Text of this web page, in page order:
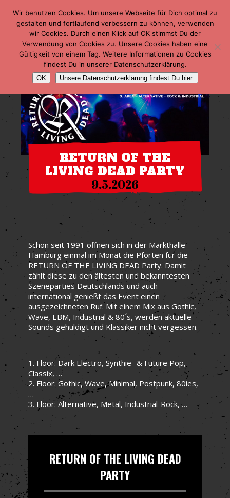
RETURN OF THE
LIVING DEAD PARTY
9.5.2026
Schon seit 1991 öffnen sich in der Markthalle
Hamburg einmal im Monat die Pforten für die
RETURN OF THE LIVING DEAD Party. Damit
zählt diese zu den ältesten und bekanntesten
Szeneparties Deutschlands und auch
international genießt das Event einen
ausgezeichneten Ruf. Mit einem Mix aus Gothic,
Wave, EBM, Industrial & 80´s, werden aktuelle
Sounds gehuldigt und Klassiker nicht vergessen.
1. Floor: Dark Electro, Synthie- & Future Pop,
Classix, …
2. Floor: Gothic, Wave, Minimal, Postpunk, 80ies,
…
3. Floor: Alternative, Metal, Industrial-Rock, …
RETURN OF THE LIVING DEAD
PARTY
Wir benutzen Cookies. Um unsere Webseite für Dich optimal zu
gestalten und fortlaufend verbessern zu können, verwenden
wir Cookies. Durch einen Klick auf OK stimmst Du der
Verwendung von Cookies zu. Unsere Cookies haben eine
Gültigkeit von einem Tag. Weitere Informationen zu Cookies
findest Du in unserer Datenschutzerklärung.
OK Unsere Datenschutzerklärung findest Du hier.